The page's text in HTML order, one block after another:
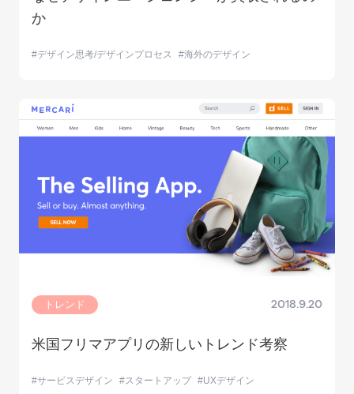
か
デザイン思考/デザインプロセス 海外のデザイン
トレンド 2018.9.20
米国フリマアプリの新しいトレンド考察
サービスデザイン スタートアップ
UXデザイン